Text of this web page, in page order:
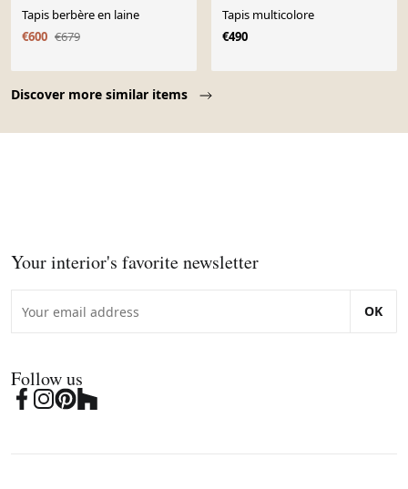
Discover more similar items
Tapis berbère en laine
€600 €679
Tapis multicolore
€490
Your interior's favorite newsletter
OK
Follow us